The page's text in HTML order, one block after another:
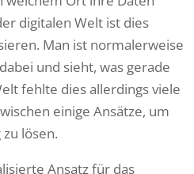
digitalen Welt ist dies
Man ist normalerweise
und sieht, was gerade
fehlte dies allerdings viele
einige Ansätze, um
lösen.
Ansatz für das